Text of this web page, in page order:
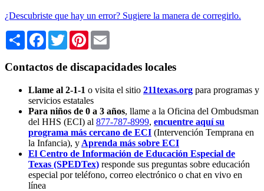
¿Descubriste que hay un error? Sugiere la manera de corregirlo.
Share Facebook
TwitterPinterest
Contactos de discapacidades locales
Llame al 2-1-1 o visita el sitio 211texas.org para programas y
servicios estatales
Para niños de 0 a 3 años, llame a la Oficina del Ombudsman
del HHS (ECI) al 877-787-8999, encuentre aquí su
programa más cercano de ECI (Intervención Temprana en
la Infancia), y Aprenda más sobre ECI
El Centro de Información de Educación Especial de
Texas (SPEDTex) responde sus preguntas sobre educación
especial por teléfono, correo electrónico o chat en vivo en
línea